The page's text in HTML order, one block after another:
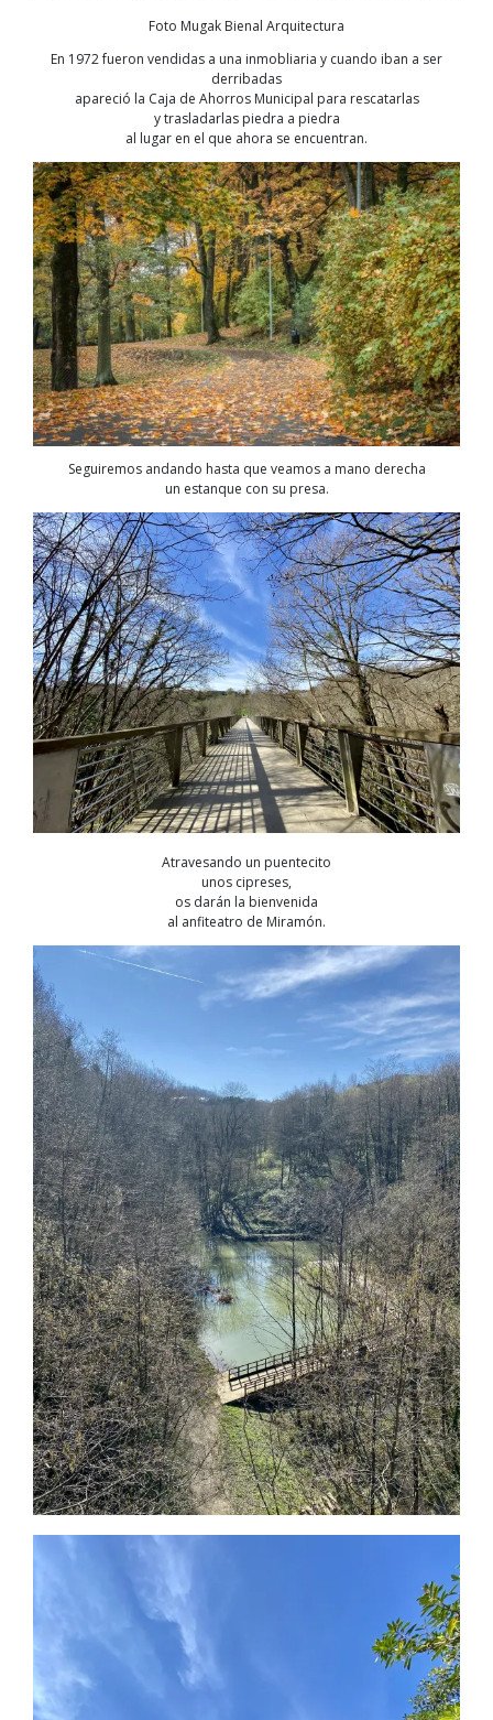
Foto Mugak Bienal Arquitectura
En 1972 fueron vendidas a una inmobliaria y cuando iban a ser
derribadas
apareció la Caja de Ahorros Municipal para rescatarlas
y trasladarlas piedra a piedra
al lugar en el que ahora se encuentran.
Seguiremos andando hasta que veamos a mano derecha
un estanque con su presa.
Atravesando un puentecito
unos cipreses,
os darán la bienvenida
al anfiteatro de Miramón.